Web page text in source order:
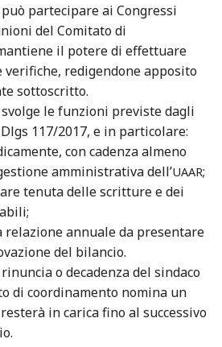
partecipare ai Congressi
del Comitato di
il potere di effettuare
verifiche, redigendone apposito
sottoscritto.
le funzioni previste dagli
117/2017, e in particolare:
con cadenza almeno
amministrativa dell’UAAR;
tenuta delle scritture e dei
relazione annuale da presentare
del bilancio.
o decadenza del sindaco
di coordinamento nomina un
in carica fino al successivo